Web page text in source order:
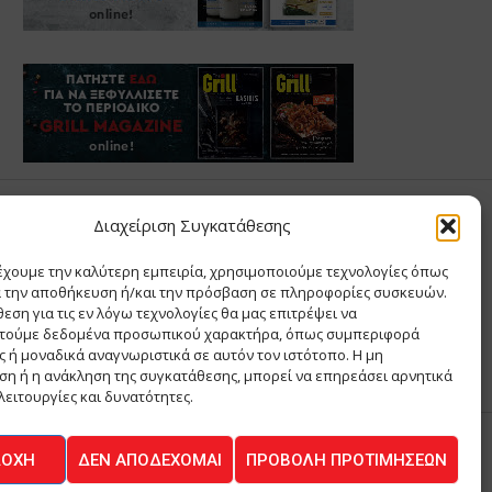
Διαχείριση Συγκατάθεσης
την καλύτερη εμπειρία, χρησιμοποιούμε τεχνολογίες όπως
την αποθήκευση ή/και την πρόσβαση σε πληροφορίες συσκευών.
για τις εν λόγω τεχνολογίες θα μας επιτρέψει να
δεδομένα προσωπικού χαρακτήρα, όπως συμπεριφορά
ή μοναδικά αναγνωριστικά σε αυτόν τον ιστότοπο. Η μη
ή η ανάκληση της συγκατάθεσης, μπορεί να επηρεάσει αρνητικά
και δυνατότητες.
ΔΕΝ ΑΠΟΔΈΧΟΜΑΙ ΠΡΟΒΟΛΉ ΠΡΟΤΙΜΉΣΕΩΝ
Θ ΚΑΙ ΣΙΑ ΜΟΝΟΠΡΟΣΩΠΗ ΙΚΕ